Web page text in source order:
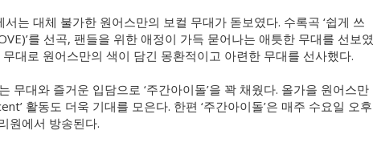
서는 대체 불가한 원어스만의 보컬 무대가 돋보였다. 수록곡 ‘쉽게 쓰
를 선곡, 팬들을 위한 애정이 가득 묻어나는 애틋한 무대를 선보였
무대로 원어스만의 색이 담긴 몽환적이고 아련한 무대를 선사했다.
무대와 즐거운 입담으로 ‘주간아이돌’을 꽉 채웠다. 올가을 원어스만
활동도 더욱 기대를 모은다. 한편 ‘주간아이돌’은 매주 수요일 오후
원에서 방송된다.